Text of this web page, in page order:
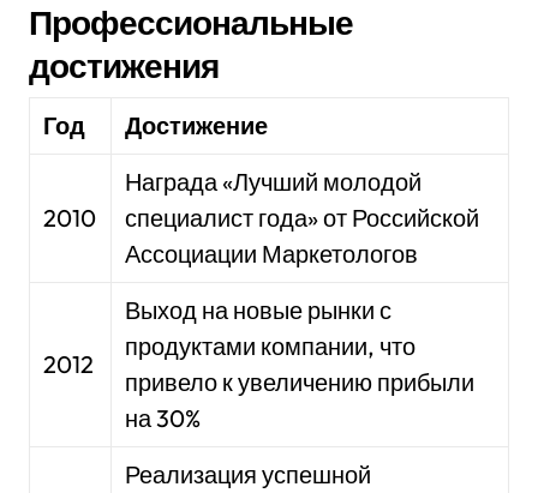
Профессиональные
достижения
Год Достижение
2010
Награда «Лучший молодой
специалист года» от Российской
Ассоциации Маркетологов
2012
Выход на новые рынки с
продуктами компании, что
привело к увеличению прибыли
на 30%
Реализация успешной